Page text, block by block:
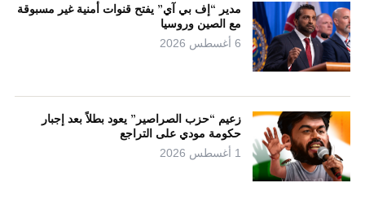
مدير “إف بي آي” يفتح قنوات أمنية غير مسبوقة
مع الصين وروسيا
6 أغسطس 2026
زعيم “حزب الصراصير” يعود بطلاً بعد إجبار
حكومة مودي على التراجع
1 أغسطس 2026